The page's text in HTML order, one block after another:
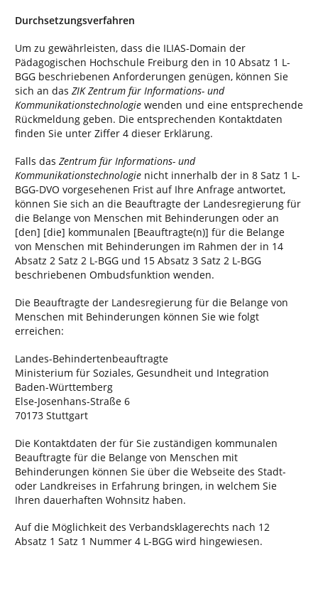
Durchsetzungsverfahren
Um zu gewährleisten, dass die ILIAS-Domain der
Pädagogischen Hochschule Freiburg den in 10 Absatz 1 L-
BGG beschriebenen Anforderungen genügen, können Sie
sich an das ZIK Zentrum für Informations- und
Kommunikationstechnologie wenden und eine entsprechende
Rückmeldung geben. Die entsprechenden Kontaktdaten
finden Sie unter Ziffer 4 dieser Erklärung.
Falls das Zentrum für Informations- und
Kommunikationstechnologie nicht innerhalb der in 8 Satz 1 L-
BGG-DVO vorgesehenen Frist auf Ihre Anfrage antwortet,
können Sie sich an die Beauftragte der Landesregierung für
die Belange von Menschen mit Behinderungen oder an
[den] [die] kommunalen [Beauftragte(n)] für die Belange
von Menschen mit Behinderungen im Rahmen der in 14
Absatz 2 Satz 2 L-BGG und 15 Absatz 3 Satz 2 L-BGG
beschriebenen Ombudsfunktion wenden.
Die Beauftragte der Landesregierung für die Belange von
Menschen mit Behinderungen können Sie wie folgt
erreichen:
Landes-Behindertenbeauftragte
Ministerium für Soziales, Gesundheit und Integration
Baden-Württemberg
Else-Josenhans-Straße 6
70173 Stuttgart
Die Kontaktdaten der für Sie zuständigen kommunalen
Beauftragte für die Belange von Menschen mit
Behinderungen können Sie über die Webseite des Stadt-
oder Landkreises in Erfahrung bringen, in welchem Sie
Ihren dauerhaften Wohnsitz haben.
Auf die Möglichkeit des Verbandsklagerechts nach 12
Absatz 1 Satz 1 Nummer 4 L-BGG wird hingewiesen.